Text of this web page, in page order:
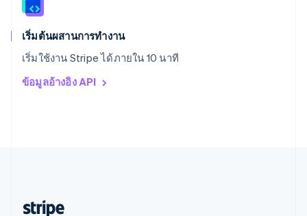
เริ่มต้นผสานการทำงาน
เริ่มใช้งาน Stripe ได้ภายใน 10 นาที
ข้อมูลอ้างอิง API
ออสเตรเลีย
English
DeutschEnglish
อิตาลี
ItalianoEnglish